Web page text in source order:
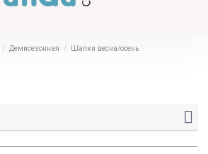
Демисезонная Шапки весна/осень